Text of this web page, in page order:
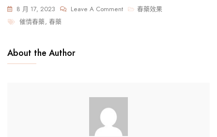
8 月 17, 2023 Leave A CommentOn
催
能
春藥效果
Tags
催情春藥, 春藥
About the Author